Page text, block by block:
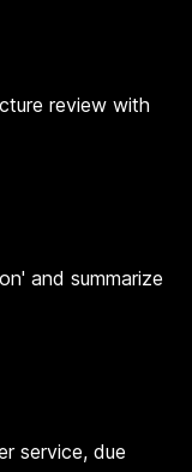
review with
and summarize
service, due